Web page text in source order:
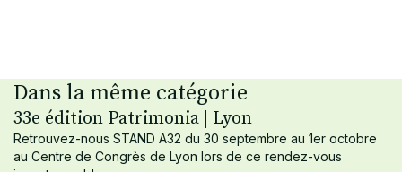
Dans la même catégorie
33e édition Patrimonia | Lyon
Retrouvez-nous STAND A32 du 30 septembre au 1er octobre
au Centre de Congrès de Lyon lors de ce rendez-vous